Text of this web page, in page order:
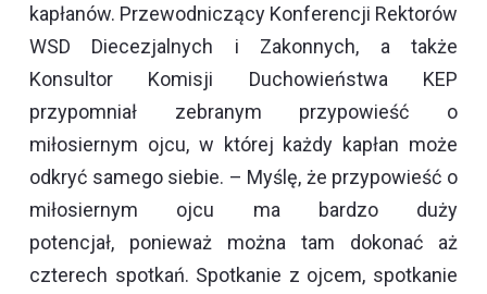
kapłanów. Przewodniczący Konferencji Rektorów
WSD Diecezjalnych i Zakonnych, a także
Konsultor Komisji Duchowieństwa KEP
przypomniał zebranym przypowieść o
miłosiernym ojcu, w której każdy kapłan może
odkryć samego siebie. – Myślę, że przypowieść o
miłosiernym ojcu ma bardzo duży
potencjał, ponieważ można tam dokonać aż
czterech spotkań. Spotkanie z ojcem, spotkanie